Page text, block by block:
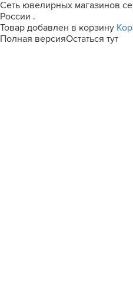
Сеть ювелирных магазинов
России .
Товар добавлен в корзину
Полная версияОстаться тут